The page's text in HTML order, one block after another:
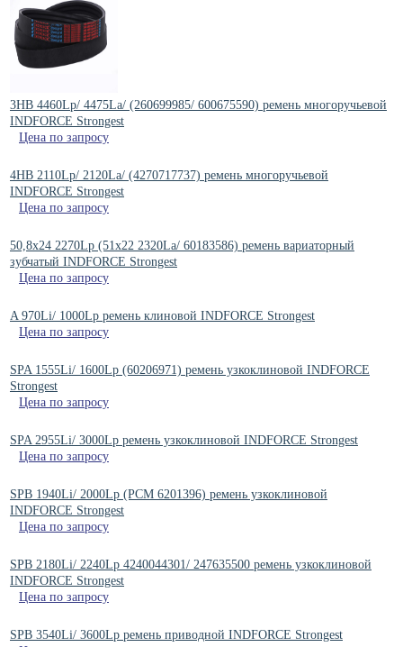
3HB 4460Lp/ 4475La/ (260699985/ 600675590) ремень многоручьевой
INDFORCE Strongest
Цена по запросу
4HB 2110Lp/ 2120La/ (4270717737) ремень многоручьевой
INDFORCE Strongest
Цена по запросу
50,8x24 2270Lp (51x22 2320La/ 60183586) ремень вариаторный
зубчатый INDFORCE Strongest
Цена по запросу
A 970Li/ 1000Lp ремень клиновой INDFORCE Strongest
Цена по запросу
SPA 1555Li/ 1600Lp (60206971) ремень узкоклиновой INDFORCE
Strongest
Цена по запросу
SPA 2955Li/ 3000Lp ремень узкоклиновой INDFORCE Strongest
Цена по запросу
SPB 1940Li/ 2000Lp (PCM 6201396) ремень узкоклиновой
INDFORCE Strongest
Цена по запросу
SPB 2180Li/ 2240Lp 4240044301/ 247635500 ремень узкоклиновой
INDFORCE Strongest
Цена по запросу
SPB 3540Li/ 3600Lp ремень приводной INDFORCE Strongest